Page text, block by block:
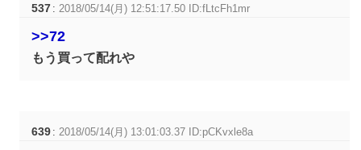
537 : 2018/05/14(月) 12:51:17.50 ID:fLtcFh1mr
>>72
もう買って配れや
639 : 2018/05/14(月) 13:01:03.37 ID:pCKvxle8a